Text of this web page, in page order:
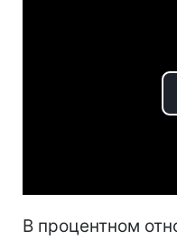
В процентном